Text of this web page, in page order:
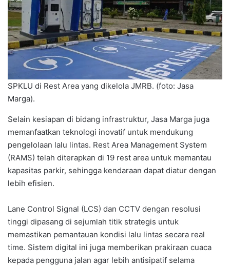
SPKLU di Rest Area yang dikelola JMRB. (foto: Jasa
Marga).
Selain kesiapan di bidang infrastruktur, Jasa Marga juga
memanfaatkan teknologi inovatif untuk mendukung
pengelolaan lalu lintas. Rest Area Management System
(RAMS) telah diterapkan di 19 rest area untuk memantau
kapasitas parkir, sehingga kendaraan dapat diatur dengan
lebih efisien.
Lane Control Signal (LCS) dan CCTV dengan resolusi
tinggi dipasang di sejumlah titik strategis untuk
memastikan pemantauan kondisi lalu lintas secara real
time. Sistem digital ini juga memberikan prakiraan cuaca
kepada pengguna jalan agar lebih antisipatif selama